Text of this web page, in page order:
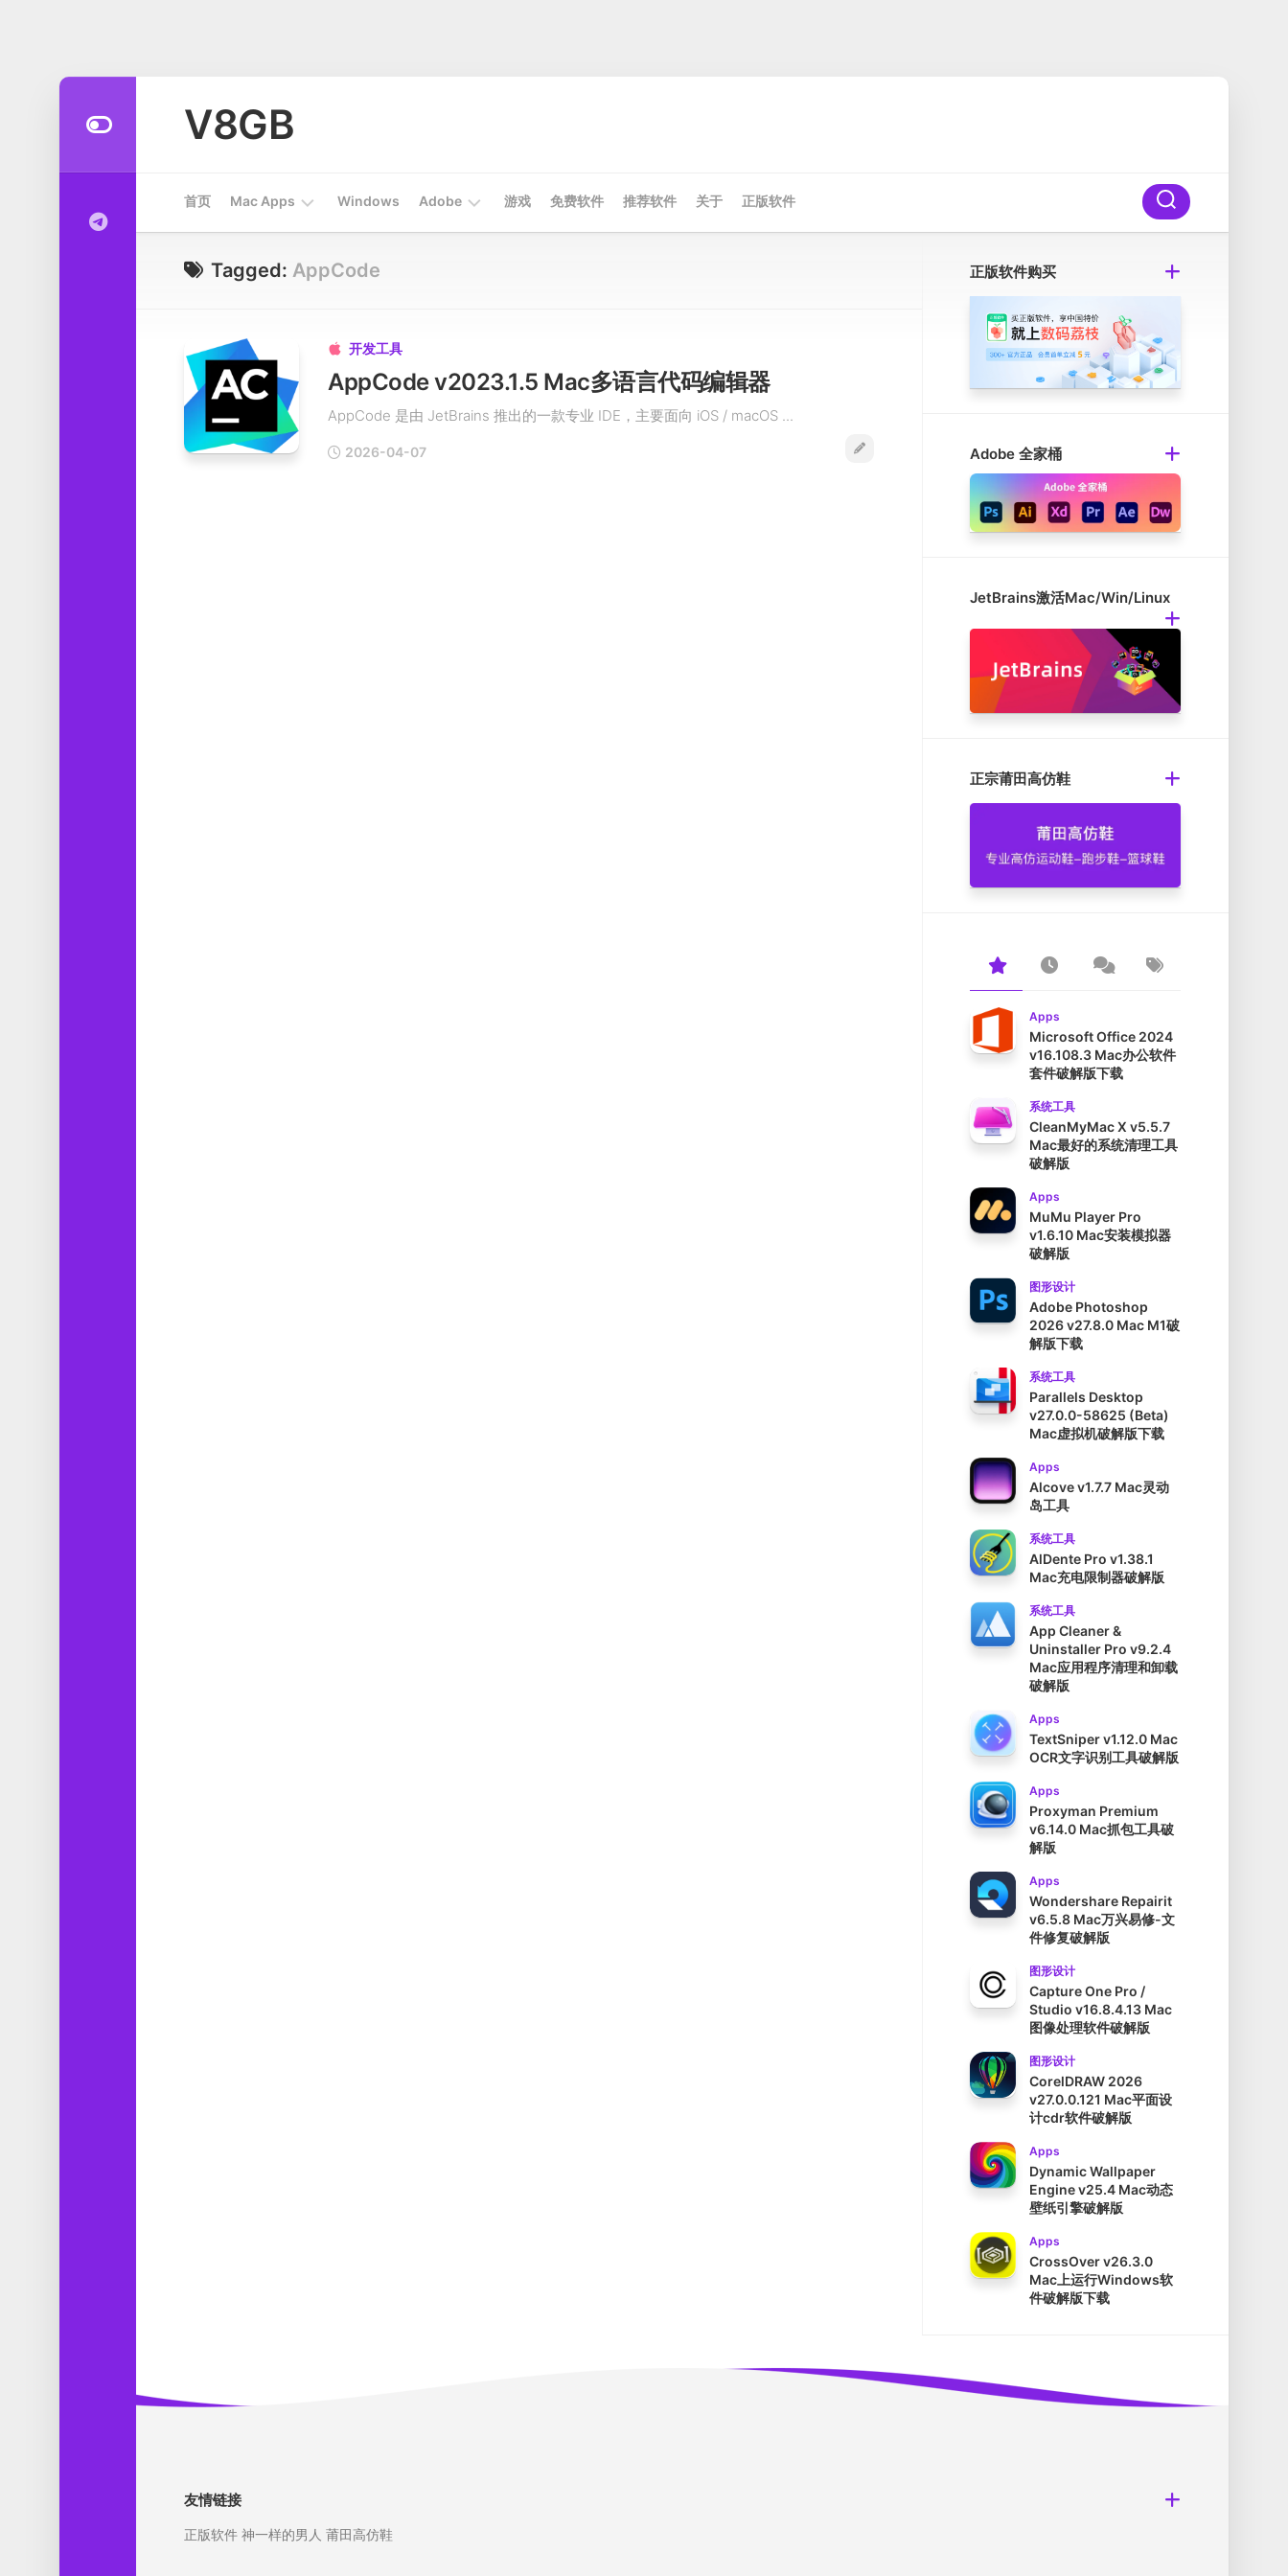
V8GB
首页 Mac Apps
Apps
工
具
系
工
具
Windows Adobe 游戏 免费软件 推荐软件 关于 正版软件
Tagged: AppCode
 开发工具
AppCode v2023.1.5 Mac多语言代码编辑器
AppCode 是由 JetBrains 推出的一款专业 IDE，主要面向 iOS / macOS ...
2026-04-07
正版软件购买
Adobe 全家桶
JetBrains激活Mac/Win/Linux
正宗莆田高仿鞋
Apps
Microsoft Office 2024
v16.108.3 Mac办公软件
套件破解版下载
系统工具
CleanMyMac X v5.5.7
Mac最好的系统清理工具
破解版
Apps
MuMu Player Pro
v1.6.10 Mac安装模拟器
破解版
图形设计
Adobe Photoshop
2026 v27.8.0 Mac M1破
解版下载
系统工具
Parallels Desktop
v27.0.0-58625 (Beta)
Mac虚拟机破解版下载
Apps
Alcove v1.7.7 Mac灵动
岛工具
系统工具
AlDente Pro v1.38.1
Mac充电限制器破解版
系统工具
App Cleaner &
Uninstaller Pro v9.2.4
Mac应用程序清理和卸载
破解版
Apps
TextSniper v1.12.0 Mac
OCR文字识别工具破解版
Apps
Proxyman Premium
v6.14.0 Mac抓包工具破
解版
Apps
Wondershare Repairit
v6.5.8 Mac万兴易修-文
件修复破解版
图形设计
Capture One Pro /
Studio v16.8.4.13 Mac
图像处理软件破解版
图形设计
CorelDRAW 2026
v27.0.0.121 Mac平面设
计cdr软件破解版
Apps
Dynamic Wallpaper
Engine v25.4 Mac动态
壁纸引擎破解版
Apps
CrossOver v26.3.0
Mac上运行Windows软
件破解版下载
友情链接
正版软件 神一样的男人 莆田高仿鞋